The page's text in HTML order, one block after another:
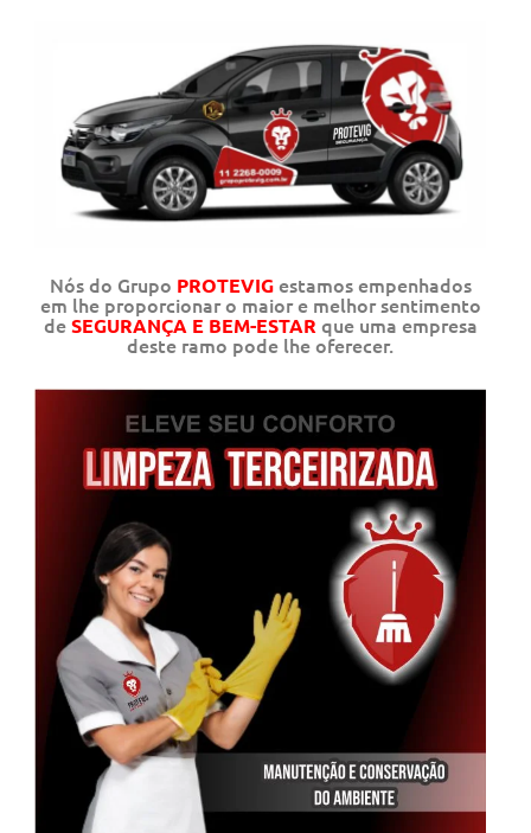
Nós do Grupo PROTEVIGestamos empenhados
em lhe proporcionar o maior e melhor sentimento
deSEGURANÇA E BEM-ESTAR que uma empresa
deste ramo pode lhe oferecer.